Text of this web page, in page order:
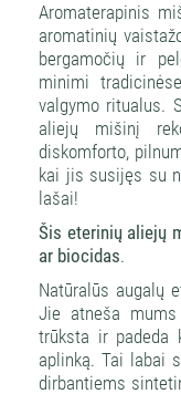
Aromaterapinis
aromatinių
bergamočių ir
minimi
valgymo ritualus.
aliejų mišinį
diskomforto,
kai jis susijęs su
lašai!
Šis eterinių aliejų
ar biocidas.
Natūralūs augalų
Jie atneša
trūksta ir padeda
aplinką. Tai labai
dirbantiems